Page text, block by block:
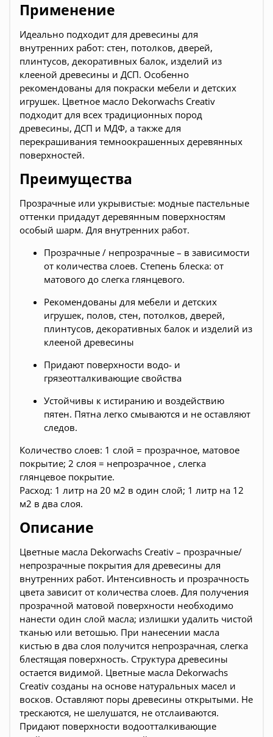
Применение
Идеально подходит для древесины для
внутренних работ: стен, потолков, дверей,
плинтусов, декоративных балок, изделий из
клееной древесины и ДСП. Особенно
рекомендованы для покраски мебели и детских
игрушек. Цветное масло Dekorwachs Creativ
подходит для всех традиционных пород
древесины, ДСП и МДФ, а также для
перекрашивания темноокрашенных деревянных
поверхностей.
Преимущества
Прозрачные или укрывистые: модные пастельные
оттенки придадут деревянным поверхностям
особый шарм. Для внутренних работ.
Прозрачные / непрозрачные – в зависимости
от количества слоев. Степень блеска: от
матового до слегка глянцевого.
Рекомендованы для мебели и детских
игрушек, полов, стен, потолков, дверей,
плинтусов, декоративных балок и изделий из
клееной древесины
Придают поверхности водо- и
грязеотталкивающие свойства
Устойчивы к истиранию и воздействию
пятен. Пятна легко смываются и не оставляют
следов.
Количество слоев: 1 слой = прозрачное, матовое
покрытие; 2 слоя = непрозрачное , слегка
глянцевое покрытие.
Расход: 1 литр на 20 м2 в один слой; 1 литр на 12
м2 в два слоя.
Описание
Цветные масла Dekorwachs Сreativ – прозрачные/
непрозрачные покрытия для древесины для
внутренних работ. Интенсивность и прозрачность
цвета зависит от количества слоев. Для получения
прозрачной матовой поверхности необходимо
нанести один слой масла; излишки удалить чистой
тканью или ветошью. При нанесении масла
кистью в два слоя получится непрозрачная, слегка
блестящая поверхность. Структура древесины
остается видимой. Цветные масла Dekorwachs
Creativ созданы на основе натуральных масел и
восков. Оставляют поры древесины открытыми. Не
трескаются, не шелушатся, не отслаиваются.
Придают поверхности водоотталкивающие